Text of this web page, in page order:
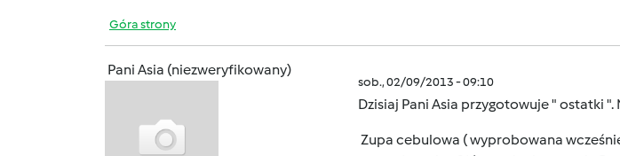
Góra strony
Pani Asia (niezweryfikowany)
sob., 02/09/2013 - 09:10
Dzisiaj Pani Asia przygotowuje " ostatki
Zupa cebulowa ( wyprobowana